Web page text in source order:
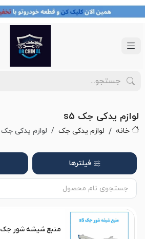
لوازم یدکی جک s5
خانه لوازم یدکی جک لوازم یدکی جک s5
فیلترها
منبع شیشه شور جک s5